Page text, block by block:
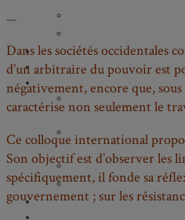
ARCHIVES
PROJETS EN COURS
AXES DE RECHERCHE
Axe 1 : Représentations
Cité
Axe 2 : Réputation,
public
Axe 3 : Diffusion,
Axe 4 : Conflits, justice
BIBLIOTHÈQUE
—
Dans les sociétés occidentales
d’un arbitraire du pouvoir est
négativement, encore que,
caractérise non seulement le
Ce colloque international
Son objectif est d’observer les
spécifiquement, il fonde sa
gouvernement ; sur les